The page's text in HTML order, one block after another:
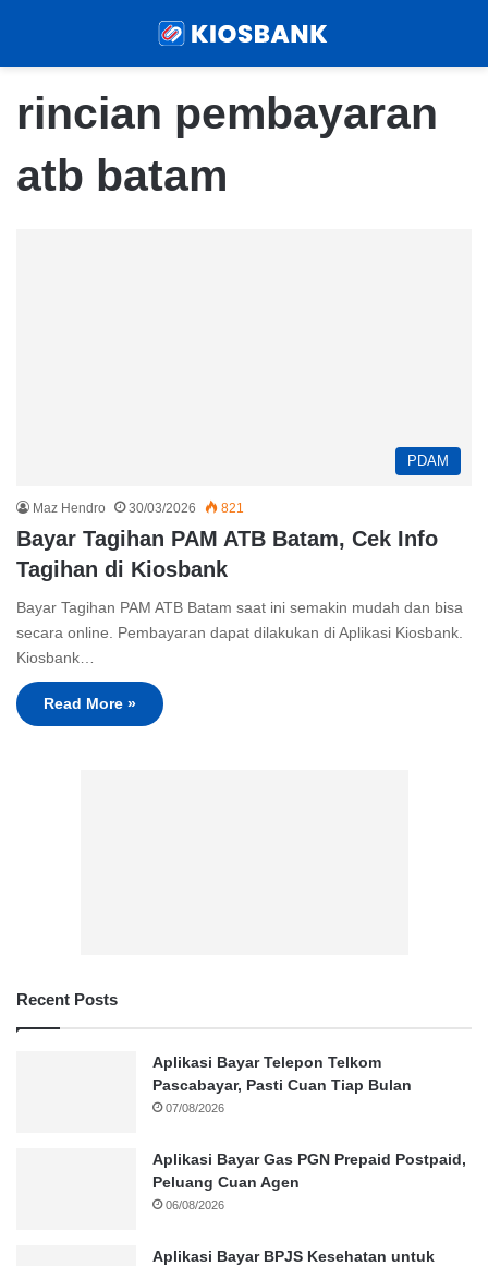
rincian pembayaran
atb batam
PDAM
Maz Hendro 30/03/2026 821
Bayar Tagihan PAM ATB Batam, Cek Info
Tagihan di Kiosbank
Bayar Tagihan PAM ATB Batam saat ini semakin mudah dan bisa
secara online. Pembayaran dapat dilakukan di Aplikasi Kiosbank.
Kiosbank…
Read More »
Recent Posts
Aplikasi Bayar Telepon Telkom
Pascabayar, Pasti Cuan Tiap Bulan
07/08/2026
Aplikasi Bayar Gas PGN Prepaid Postpaid,
Peluang Cuan Agen
06/08/2026
Aplikasi Bayar BPJS Kesehatan untuk